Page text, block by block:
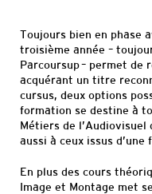
Toujours bien en phase
troisième année –
Parcoursup– permet de
acquérant un titre
cursus, deux options
formation se destine à
Métiers de l’Audiovisuel
aussi à ceux issus
En plus des cours
Image et Montage met